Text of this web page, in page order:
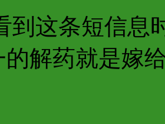
这条短信息
解药就是嫁